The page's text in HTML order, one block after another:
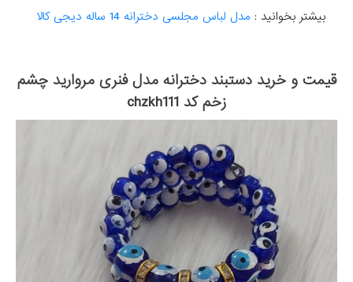
بیشتر بخوانید : مدل لباس مجلسی دخترانه 14 ساله دیجی کالا
قیمت و خرید دستبند دخترانه مدل فنری مروارید چشم
زخم کد chzkh111